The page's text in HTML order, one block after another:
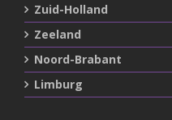
Zuid-Holland
Zeeland
Noord-Brabant
Limburg